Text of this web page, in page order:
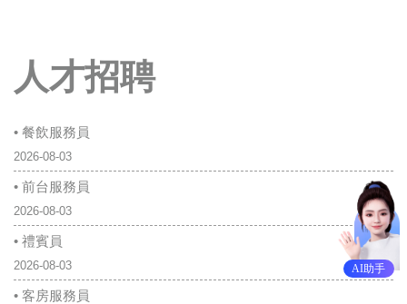
人才招聘
• 餐飲服務員
2026-08-03
• 前台服務員
2026-08-03
• 禮賓員
2026-08-03
• 客房服務員
AI助手